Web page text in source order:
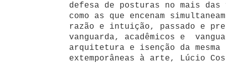
defesa de posturas no mais das
como as que encenam
razão e intuição, passado e
vanguarda, acadêmicos e
arquitetura e isenção da mesma
extemporâneas à arte, Lúcio